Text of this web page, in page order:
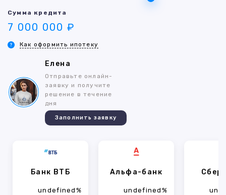
Сумма кредита
7 000 000 ₽
Как оформить ипотеку
Елена
Отправьте онлайн-
заявку и получите
решение в течение
дня
Заполнить заявку
Банк ВТБ
undefined%
Альфа-банк
undefined%